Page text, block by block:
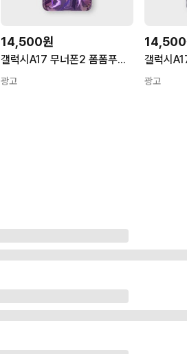
14,500원
갤럭시A17 무너폰2 폼폼푸린 키즈폰 포켓피스폰 원신 케이스 라이덴쇼군 1번
광고
14,500
광고